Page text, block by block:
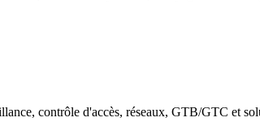
contrôle d'accès, réseaux, GTB/GTC et